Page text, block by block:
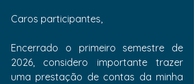
Caros participantes,
Encerrado o primeiro semestre de
2026, considero importante trazer
uma prestação de contas da minha